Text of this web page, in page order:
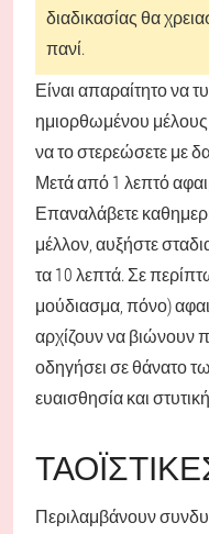
διαδικασίας θα
πανί.
Είναι απαραίτητο να
ημιορθωμένου μέλους
να το στερεώσετε με
Μετά από 1 λεπτό
Επαναλάβετε
μέλλον, αυξήστε
τα 10 λεπτά. Σε
μούδιασμα, πόνο)
αρχίζουν να βιώνουν
οδηγήσει σε θάνατο
ευαισθησία και
Περιλαμβάνουν